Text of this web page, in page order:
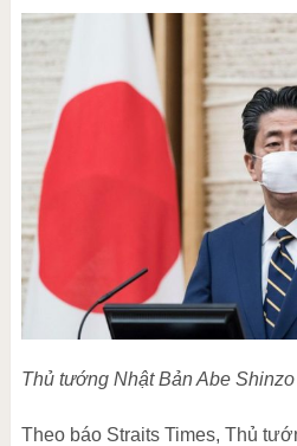
Thủ tướng Nhật Bản Abe Shinzo
Theo báo Straits Times, Thủ